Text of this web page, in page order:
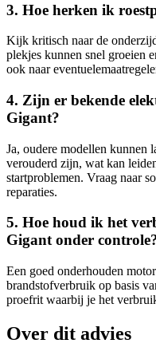
3. Hoe herken ik
Kijk kritisch naar de
plekjes kunnen snel groeien
ook naar
4. Zijn er bekende
Gigant?
Ja, oudere modellen kunnen
verouderd zijn, wat kan
startproblemen. Vraag naar
reparaties.
5. Hoe houd ik het
Gigant onder
Een goed onderhouden
brandstofverbruik op basis
proefrit waarbij je het
Over dit advies